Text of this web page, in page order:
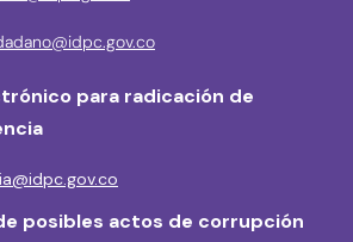
para radicación de
posibles actos de corrupción